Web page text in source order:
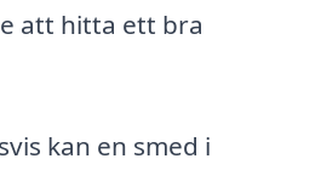
att hitta ett bra
kan en smed i